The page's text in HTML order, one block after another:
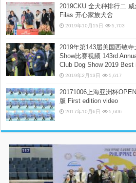
2019CKU 全犬种排行二
Filas 开心家族犬舍
2019年10月15日 5,703
2019年第143届美国西敏
Show比赛视频 143rd
Club Dog Show 2019 Best
2019年2月13日 5,617
20171006上海亚洲杯
版 First edition video
2017年10月6日 5,606